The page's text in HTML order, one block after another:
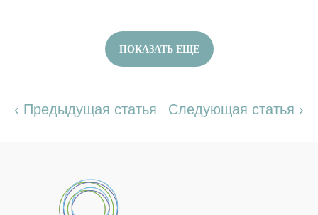
ПОКАЗАТЬ ЕЩЕ
‹ Предыдущая статья Следующая статья ›